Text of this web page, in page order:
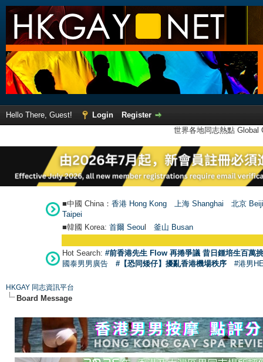
Hello There, Guest! Login
Register
世界各地同志熱點
■中國 China： 香港 Hong Kong 上海 Shanghai
北京
Taipei
■韓國 Korea: 首爾 Seoul 釜山 Busan
Hot Search: #前香港先生 Flow 再捲爭議 昔日鍾培生百萬
國泰男男廣告
#【恐同矮仔】擾亂香港機場秩序 #港男
HKGAY 同志資訊平台
Board Message